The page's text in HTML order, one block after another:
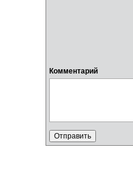
Комментарий